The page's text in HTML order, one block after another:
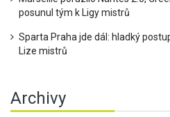
posunul tým k Ligy mistrů
Sparta Praha jde dál: hladký
Lize mistrů
Archivy